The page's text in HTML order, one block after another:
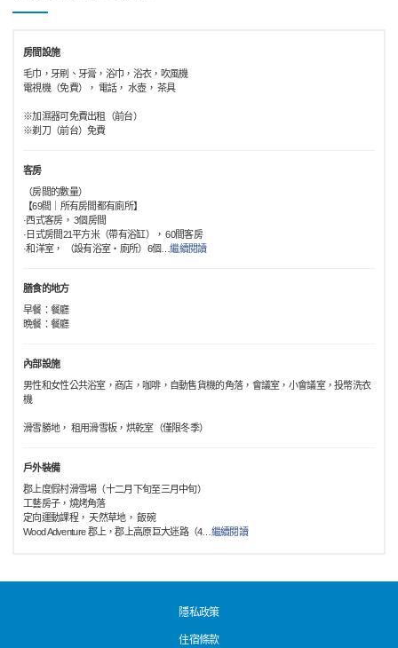
房間設施
毛巾，牙刷、牙膏，浴巾，浴衣，吹風機
電視機（免費）， 電話， 水壺， 茶具
※加濕器可免費出租（前台）
※剃刀（前台）免費
客房
（房間的數量）
【69間｜所有房間都有廁所】
·西式客房， 3個房間
·日式房間21平方米（帶有浴缸）， 60間客房
·和洋室， （設有浴室・廁所）6個 …繼續閱讀
膳食的地方
早餐：餐廳
晩餐：餐廳
內部設施
男性和女性公共浴室，商店，咖啡，自動售貨機的角落，會議室，小會議室，投幣洗衣
機
滑雪勝地， 租用滑雪板，烘乾室（僅限冬季）
戶外裝備
郡上度假村滑雪場（十二月下旬至三月中旬）
工藝房子，燒烤角落
定向運動課程， 天然草地， 飯碗
Wood Adventure 郡上，郡上高原巨大迷路（4… 繼續閱讀
隱私政策
住宿條款